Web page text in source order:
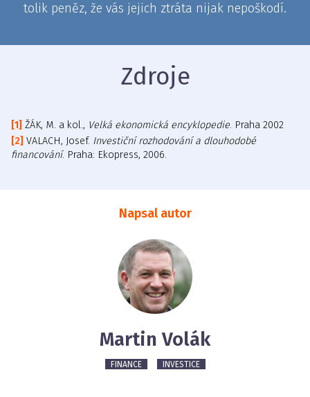
tolik peněz, že vás jejich ztráta nijak nepoškodí.
Zdroje
ŽÁK, M. a kol., Velká ekonomická encyklopedie. Praha 2002
VALACH, Josef. Investiční rozhodování a dlouhodobé
financování. Praha: Ekopress, 2006.
Napsal autor
Martin Volák
FINANCE INVESTICE